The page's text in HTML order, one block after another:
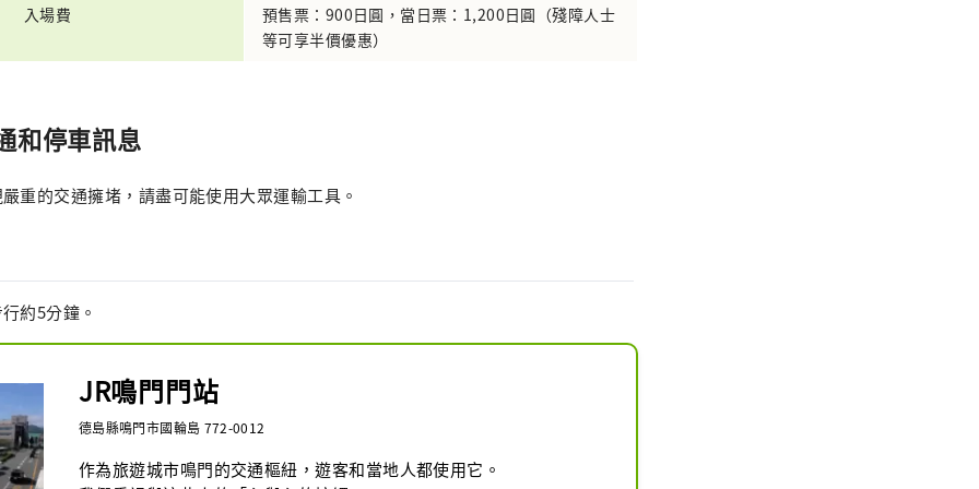
入場費
預售票：900日圓，當日票：1,200日圓（殘障人士
等可享半價優惠）
和停車訊息
重的交通擁堵，請盡可能使用大眾運輸工具。
約5分鐘。
JR鳴門門站
德島縣鳴門市國輪島 772-0012
作為旅遊城市鳴門的交通樞紐，遊客和當地人都使用它。